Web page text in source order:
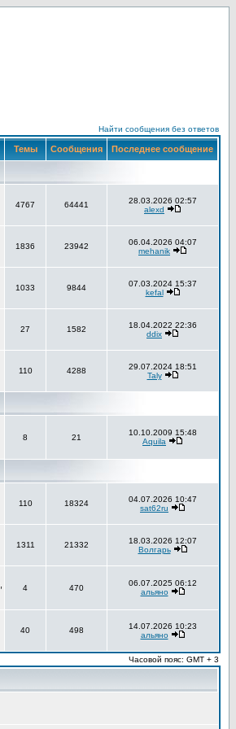
Найти сообщения без ответов
Темы Сообщения Последнее сообщение
4767 64441
28.03.2026 02:57
alexd
1836 23942
06.04.2026 04:07
mehanik
1033 9844
07.03.2024 15:37
kefal
27 1582
18.04.2022 22:36
ddix
110 4288
29.07.2024 18:51
Taly
8 21
10.10.2009 15:48
Aquila
110 18324
04.07.2026 10:47
sat62ru
1311 21332
18.03.2026 12:07
Волгарь
4 470
06.07.2025 06:12
альяно
40 498
14.07.2026 10:23
альяно
Часовой пояс: GMT + 3